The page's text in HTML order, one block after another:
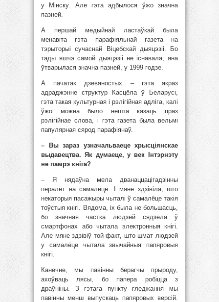
у Мінску. Але гэта адбылося ўжо значна
пазней.
А першай медыйнай ластаўкай была
менавіта гэта парафіяльнай газета на
тэрыторыі сучаснай Віцебскай дыяцэзіі. Бо
тады яшчэ самой дыяцэзіі не існавала, яна
ўтварылася значна пазней, у 1999 годзе.
А пачатак дзевяностых – гэта якраз
адраджэнне структур Касцёла ў Беларусі,
гэта такая культурная і рэлігійная адліга, калі
ўжо можна было нешта казаць праз
рэлігійнае слова, і гэта газета была вельмі
папулярная сярод парафіянаў.
– Вы зараз узначальваеце хрысціянскае
выдавецтва. Як думаеце, у век Інтэрнэту
не памрэ кніга?
– Я нядаўна мела дванаццацігадзінны
пералёт на самалёце. І мяне здзівіла, што
некаторыя пасажыры чыталі ў самалёце такія
тоўстыя кнігі. Вядома, іх была не большасць,
бо значная частка людзей сядзела ў
смартфонах або чытала электронныя кнігі.
Але мяне здзівіў той факт, што шмат людзей
у самалёце чытала звычайныя папяровыя
кнігі.
Канечне, мы павінны берагчы прыроду,
ахоўваць лясы, бо папера робіцца з
драўніны. З гэтага пункту гледжання мы
павінны менш выпускаць папяровых версій.